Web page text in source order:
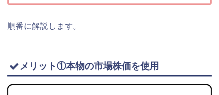
順番に解説します。
メリット①本物の市場株価を使用